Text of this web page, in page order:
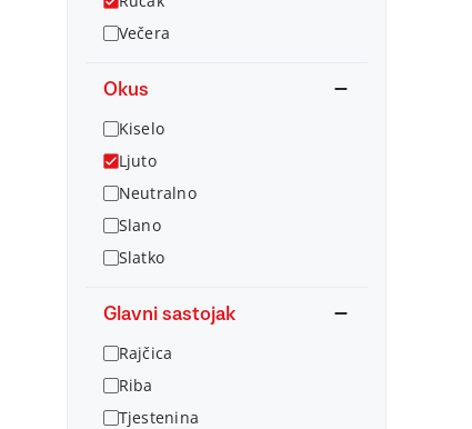
Večera
Okus
Kiselo
Ljuto
Neutralno
Slano
Slatko
Glavni sastojak
Rajčica
Riba
Tjestenina